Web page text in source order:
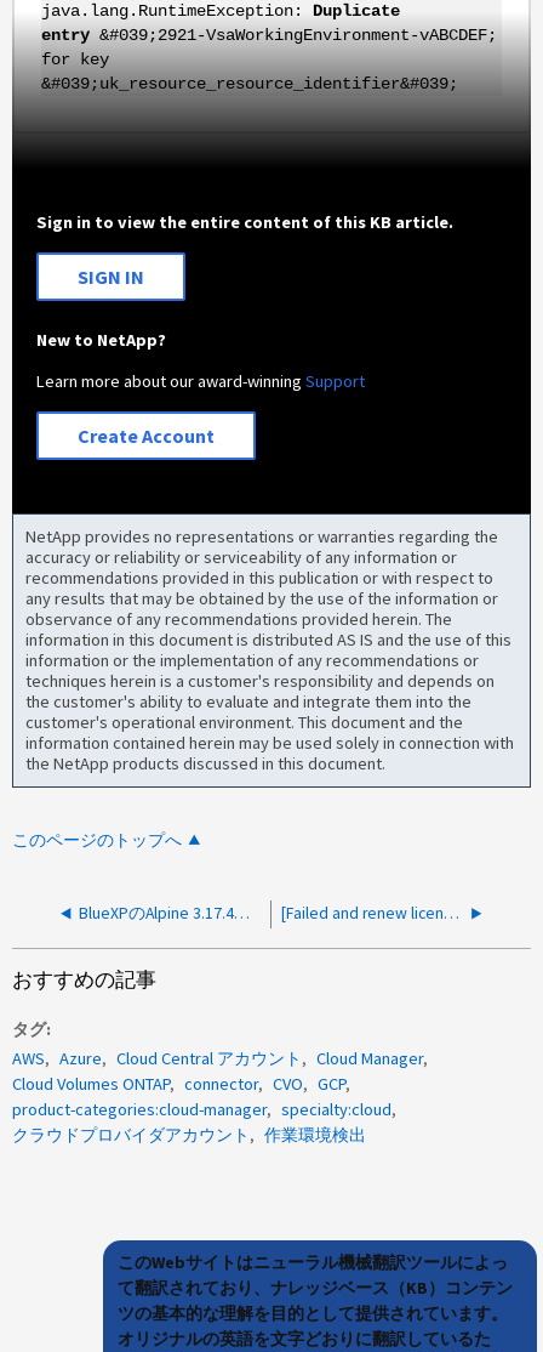
java.lang.RuntimeException: Duplicate
entry&#039;2921-VsaWorkingEnvironment-vABCDEF;
for key
&#039;uk_resource_resource_identifier&#039;
Sign in to view the entire content of this KB article.
SIGN IN
New to NetApp?
Learn more about our award-winningSupport
Create Account
NetApp provides no representations or warranties regarding the
accuracy or reliability or serviceability of any information or
recommendations provided in this publication or with respect to
any results that may be obtained by the use of the information or
observance of any recommendations provided herein. The
information in this document is distributed AS IS and the use of this
information or the implementation of any recommendations or
techniques herein is a customer's responsibility and depends on
the customer's ability to evaluate and integrate them into the
customer's operational environment. This document and the
information contained herein may be used solely in connection with
the NetApp products discussed in this document.
このページのトップへ
BlueXPのAlpine 3.17.4コンテナに対する脆弱性 [Failed and renew license stopped from connector]
おすすめの記事
タグ
AWS
Azure Cloud Central アカウント
Cloud Manager
Cloud Volumes ONTAP
connector CVO
GCP
product-categories:cloud-manager
specialty:cloud
クラウドプロバイダアカウント
作業環境検出
このWebサイトはニューラル機械翻訳ツールによっ
て翻訳されており、ナレッジベース（KB）コンテン
ツの基本的な理解を目的として提供されています。
オリジナルの英語を文字どおりに翻訳しているた